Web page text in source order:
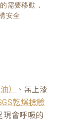
需要移動，
安全
）
、無上漆
乾燥檢驗
現會呼吸的